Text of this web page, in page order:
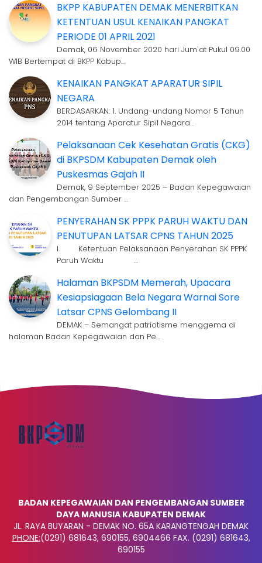
BKPP KABUPATEN DEMAK MENERBITKAN
KETENTUAN USUL KENAIKAN PANGKAT
PERIODE 01 APRIL 2021
Demak, 06 November 2020 hari Jum'at Pukul 09.00
WIB Bertempat di BKPP Kabup…
KENAIKAN PANGKAT APARATUR SIPIL
NEGARA
BERDASARKAN: 1. Undang-undang Nomor 5 Tahun
2014 tentang Aparatur Sipil Negara…
Pelaksanaan Cek Kesehatan Gratis (CKG)
di BKPSDM Kabupaten Demak oleh
Puskesmas Gajah II
Demak, 9 September 2025 – Badan Kepegawaian
dan Pengembangan Sumber …
PENYERAHAN SK PPPK PARUH WAKTU DAN
PENUTUPAN LATSAR CPNS TAHUN 2025
I. Ketentuan Pelaksanaan Penyerahan SK PPPK
Paruh Waktu …
Halaman BKPSDM Memerah, Upacara
Kesiapsiagaan Bela Negara Warnai Sore
Latsar CPNS Gelombang II
DEMAK – Semangat patriotisme menggema di
halaman Badan Kepegawaian dan Pe…
BADAN KEPEGAWAIAN DAN PENGEMBANGAN SUMBER
DAYA MANUSIA KABUPATEN DEMAK
JL. RAYA BUYARAN - DEMAK NO. 65A KARANGTENGAH DEMAK
PHONE:(0291) 681643, 690155, 6904466 FAX. (0291) 681643,
690155